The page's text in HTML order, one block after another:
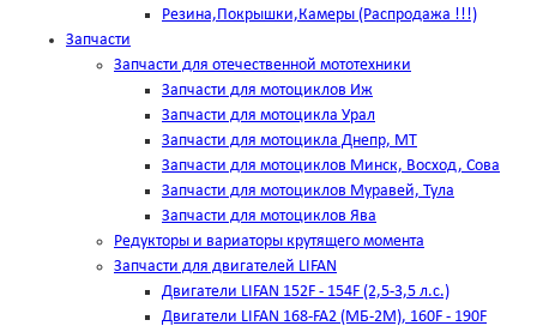
Резина,Покрышки,Камеры (Распродажа !!!)
Запчасти
Запчасти для отечественной мототехники
Запчасти для мотоциклов Иж
Запчасти для мотоцикла Урал
Запчасти для мотоцикла Днепр, МТ
Запчасти для мотоциклов Минск, Восход, Сова
Запчасти для мотоциклов Муравей, Тула
Запчасти для мотоциклов Ява
Редукторы и вариаторы крутящего момента
Запчасти для двигателей LIFAN
Двигатели LIFAN 152F - 154F (2,5-3,5 л.с.)
Двигатели LIFAN 168-FA2 (МБ-2М), 160F - 190F